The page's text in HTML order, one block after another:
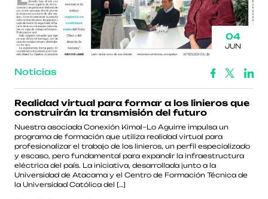
04
JUN
Noticias
Realidad virtual para formar a los linieros que
construirán la transmisión del futuro
Nuestra asociada Conexión Kimal–Lo Aguirre impulsa un
programa de formación que utiliza realidad virtual para
profesionalizar el trabajo de los linieros, un perfil especializado
y escaso, pero fundamental para expandir la infraestructura
eléctrica del país. La iniciativa, desarrollada junto a la
Universidad de Atacama y el Centro de Formación Técnica de
la Universidad Católica del […]